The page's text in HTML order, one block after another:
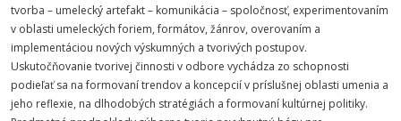
tvorba – umelecký artefakt – komunikácia – spoločnosť, experimentovaním
v oblasti umeleckých foriem, formátov, žánrov, overovaním a
implementáciou nových výskumných a tvorivých postupov.
Uskutočňovanie tvorivej činnosti v odbore vychádza zo schopnosti
podieľať sa na formovaní trendov a koncepcií v príslušnej oblasti umenia a
jeho reflexie, na dlhodobých stratégiách a formovaní kultúrnej politiky.